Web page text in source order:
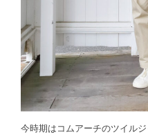
今時期はコムアーチのツイル